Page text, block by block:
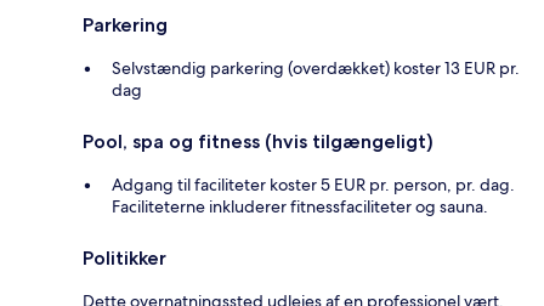
Parkering
Selvstændig parkering (overdækket) koster 13 EUR pr.
dag
Pool, spa og fitness (hvis tilgængeligt)
Adgang til faciliteter koster 5 EUR pr. person, pr. dag.
Faciliteterne inkluderer fitnessfaciliteter og sauna.
Politikker
Dette overnatningssted udlejes af en professionel vært,